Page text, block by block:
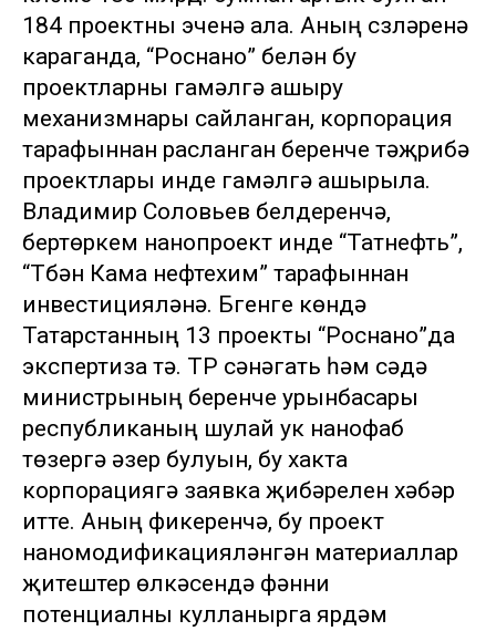
184 проектны эченә ала. Аның сүзләренә
караганда, “Роснано” белән бу
проектларны гамәлгә ашыру
механизмнары сайланган, корпорация
тарафыннан расланган беренче тәҗрибә
проектлары инде гамәлгә ашырыла.
Владимир Соловьев белдерүенчә,
бертөркем нанопроект инде “Татнефть”,
“Түбән Кама нефтехим” тарафыннан
инвестицияләнә. Бүгенге көндә
Татарстанның 13 проекты “Роснано”да
экспертиза үтә. ТР сәнәгать һәм сәүдә
министрының беренче урынбасары
республиканың шулай ук нанофаб
төзергә әзер булуын, бу хакта
корпорациягә заявка җибәрелүен хәбәр
итте. Аның фикеренчә, бу проект
наномодификацияләнгән материаллар
җитештерү өлкәсендә фәнни
потенциалны кулланырга ярдәм